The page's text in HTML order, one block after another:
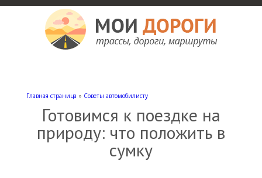
Главная страница » Советы автомобилисту
Готовимся к поездке на
природу: что положить в
сумку